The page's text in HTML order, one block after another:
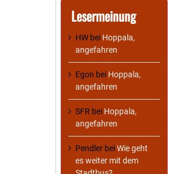
Lesermeinung
HW bei Hoppala,
angefahren
Egon bei Hoppala,
angefahren
SFR bei Hoppala,
angefahren
Pendler beiWie geht
es weiter mit dem